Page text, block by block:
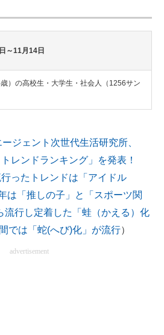
～11月14日
）の高校生・大学生・社会人（1256サン
ジェント次世代生活研究所、
トレンドランキング」を発表！
ったトレンドは「アイドル
は「推しの子」と「スポーツ関
行し定着した「蛙（かえる）化
では「蛇(へび)化」が流行）
advertisement